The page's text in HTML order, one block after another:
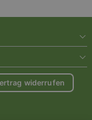
widerrufen